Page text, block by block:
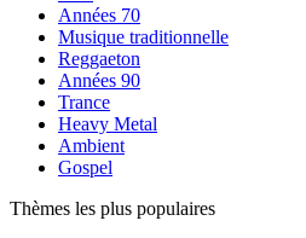
Années 70
Musique traditionnelle
Reggaeton
Années 90
Trance
Heavy Metal
Ambient
Gospel
Thèmes les plus populaires